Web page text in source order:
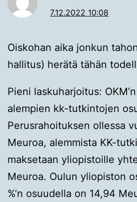
7.12.2022 10:08
Oiskohan aika jonkun
hallitus) herätä tähän
Pieni laskuharjoitus:
alempien kk-tutkintojen
Perusrahoituksen ollessa
Meuroa, alemmista KK-
maksetaan yliopistoille
Meuroa. Oulun yliopiston
%’n osuudella on 14,94